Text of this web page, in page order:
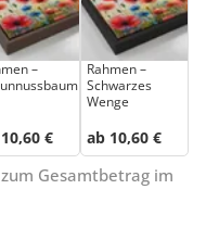
–
€
Rahmen –
Schwarzes
Wenge
ab 10,60 €
Gesamtbetrag im